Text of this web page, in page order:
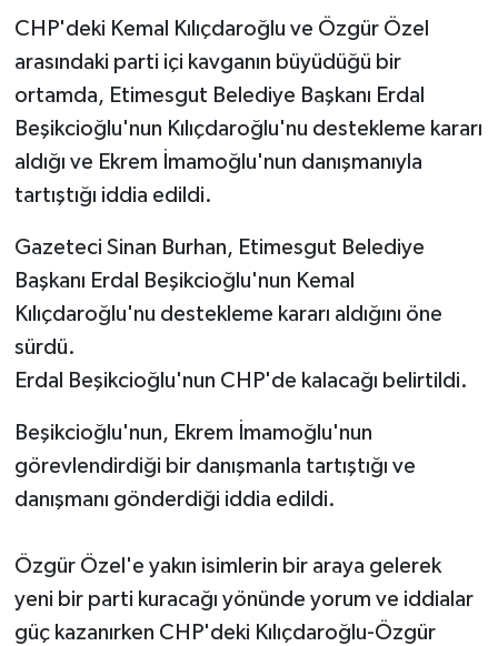
CHP'deki Kemal Kılıçdaroğlu ve Özgür Özel
arasındaki parti içi kavganın büyüdüğü bir
ortamda, Etimesgut Belediye Başkanı Erdal
Beşikcioğlu'nun Kılıçdaroğlu'nu destekleme kararı
aldığı ve Ekrem İmamoğlu'nun danışmanıyla
tartıştığı iddia edildi.
Gazeteci Sinan Burhan, Etimesgut Belediye
Başkanı Erdal Beşikcioğlu'nun Kemal
Kılıçdaroğlu'nu destekleme kararı aldığını öne
sürdü.
Erdal Beşikcioğlu'nun CHP'de kalacağı belirtildi.
Beşikcioğlu'nun, Ekrem İmamoğlu'nun
görevlendirdiği bir danışmanla tartıştığı ve
danışmanı gönderdiği iddia edildi.
Özgür Özel'e yakın isimlerin bir araya gelerek
yeni bir parti kuracağı yönünde yorum ve iddialar
güç kazanırken CHP'deki Kılıçdaroğlu-Özgür